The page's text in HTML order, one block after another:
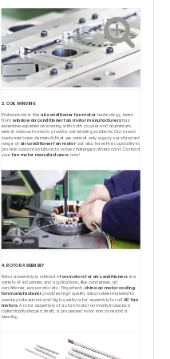
2. COIL WINDING
Professional in the air conditioner fan motor technology, team
from window air conditioner fan motor manufacturershas
extensive experience working with both copper and aluminium
wire in various forms to provide coil winding solutions. Our broad
customer base demands that we cannot only supply our standard
range of air conditioner fan motor but also have the capability to
provide custom solutions to solve challenges others can't. Contact
yourfan motor manufacturers now!
4. ROTOR ASSEMBLY
Rotor assembly is critical tofan motors for air conditioners in a
variety of industries and applications, like condenser, air
conditioner, evaporator etc. Tingertech,china ac motor cooling
fan manufacturerprovides high quality silicon steel material to
create professional and high quality rotor assembly for all AC fan
motors. A rotor assembly of ac fan motor normally includes a
cylindrically shaped shaft, a processed rotor iron core and a
bearing.